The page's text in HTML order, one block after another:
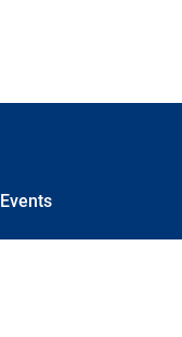
Events